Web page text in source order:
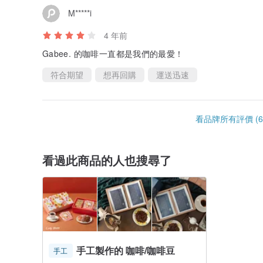
M*****i
4 年前
Gabee. 的咖啡一直都是我們的最愛！
符合期望
想再回購 運送迅速
看品牌所有評價
看過此商品的人也搜尋了
手工 手工製作的 咖啡/咖啡豆